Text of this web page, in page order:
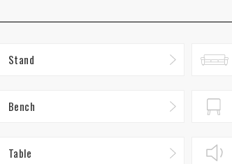
Stand
Bench
Table